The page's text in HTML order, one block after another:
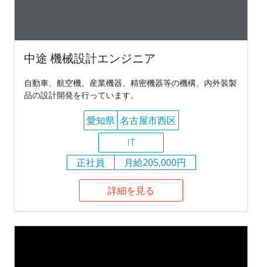
中途 機械設計エンジニア
自動車、航空機、産業機器、精密機器等の機構、内外装製
品の設計開発を行っています。
愛知県 名古屋市西区
IT
正社員
月給205,000円
詳細を見る